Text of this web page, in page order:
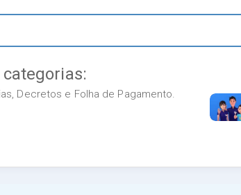
Decretos e Folha de Pagamento.